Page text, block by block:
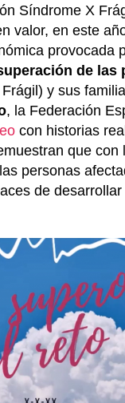
Síndrome X
valor, en este
provocada
de las
y sus
, la Federación
con historias
que con
personas
de